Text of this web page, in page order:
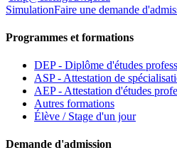
SimulationFaire une demande
Programmes et formations
DEP - Diplôme d'études
ASP - Attestation de
AEP - Attestation d'études
Autres formations
Élève / Stage d'un jour
Demande d'admission